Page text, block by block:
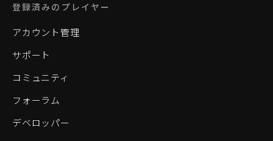
登録済みのプレイヤー
アカウント管理
サポート
コミュニティ
フォーラム
デベロッパー